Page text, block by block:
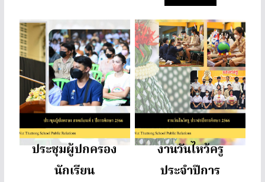
ประชุมผู้ปกครอง
นักเรียน
งานวันไหว้ครู
ประจำปีการ